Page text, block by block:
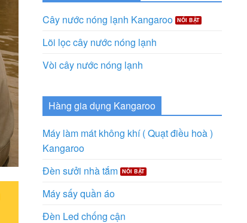
Cây nước nóng lạnh Kangaroo
Lõi lọc cây nước nóng lạnh
Vòi cây nước nóng lạnh
Hàng gia dụng Kangaroo
Máy làm mát không khí ( Quạt điều hoà )
Kangaroo
Đèn sưởi nhà tắm
Máy sấy quần áo
Đèn Led chống cận